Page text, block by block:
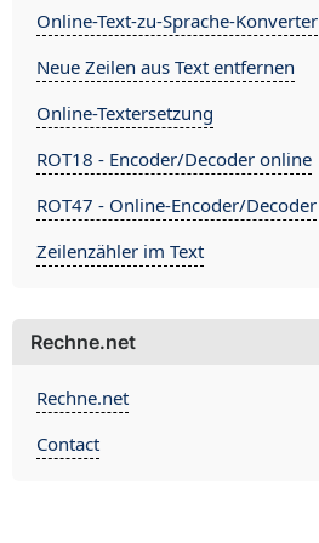
Online-Text-zu-Sprache-Konverter
Neue Zeilen aus Text entfernen
Online-Textersetzung
ROT18 - Encoder/Decoder online
ROT47 - Online-Encoder/Decoder
Zeilenzähler im Text
Rechne.net
Rechne.net
Contact